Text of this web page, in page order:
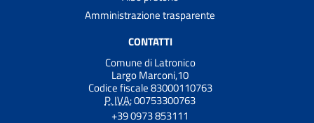
Amministrazione trasparente
CONTATTI
Comune di Latronico
Largo Marconi,10
Codice fiscale 83000110763
P. IVA:00753300763
+39 0973 853111